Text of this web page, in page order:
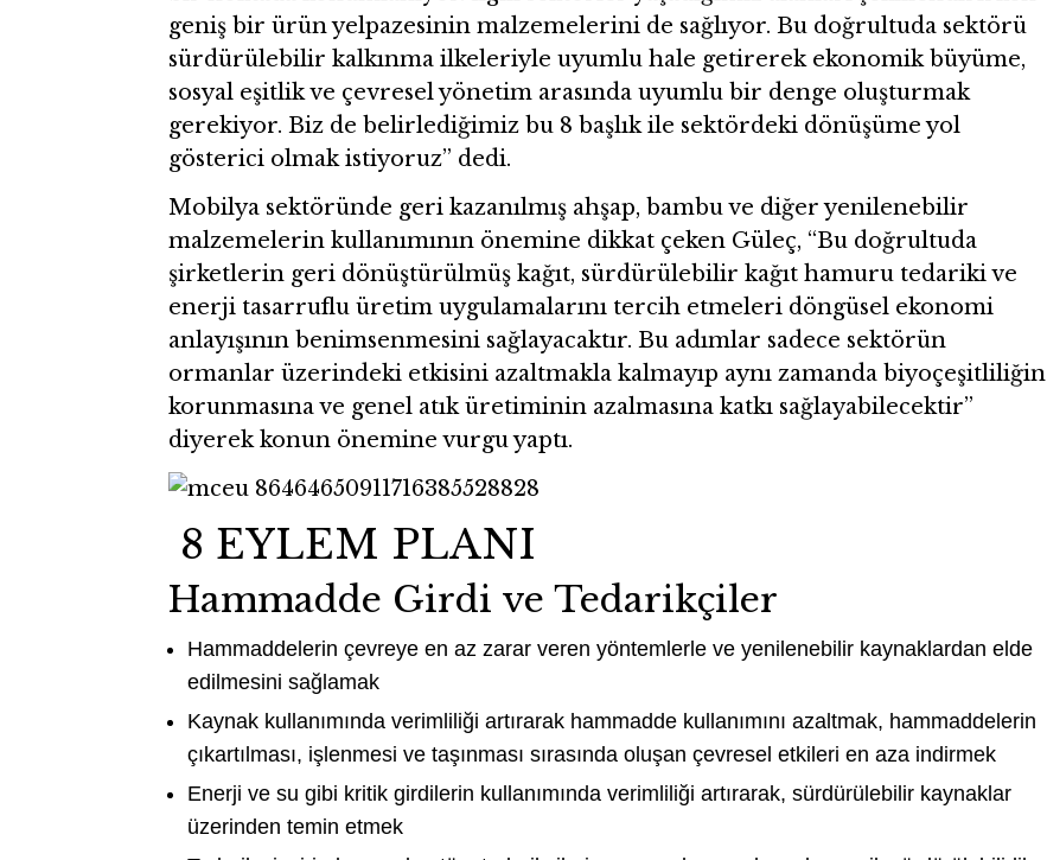
geniş bir ürün yelpazesinin malzemelerini de sağlıyor. Bu doğrultuda sektörü
sürdürülebilir kalkınma ilkeleriyle uyumlu hale getirerek ekonomik büyüme,
sosyal eşitlik ve çevresel yönetim arasında uyumlu bir denge oluşturmak
gerekiyor. Biz de belirlediğimiz bu 8 başlık ile sektördeki dönüşüme yol
gösterici olmak istiyoruz” dedi.
Mobilya sektöründe geri kazanılmış ahşap, bambu ve diğer yenilenebilir
malzemelerin kullanımının önemine dikkat çeken Güleç, “Bu doğrultuda
şirketlerin geri dönüştürülmüş kağıt, sürdürülebilir kağıt hamuru tedariki ve
enerji tasarruflu üretim uygulamalarını tercih etmeleri döngüsel ekonomi
anlayışının benimsenmesini sağlayacaktır. Bu adımlar sadece sektörün
ormanlar üzerindeki etkisini azaltmakla kalmayıp aynı zamanda biyoçeşitliliğin
korunmasına ve genel atık üretiminin azalmasına katkı sağlayabilecektir”
diyerek konun önemine vurgu yaptı.
8 EYLEM PLANI
Hammadde Girdi ve Tedarikçiler
Hammaddelerin çevreye en az zarar veren yöntemlerle ve yenilenebilir kaynaklardan elde
edilmesini sağlamak
Kaynak kullanımında verimliliği artırarak hammadde kullanımını azaltmak, hammaddelerin
çıkartılması, işlenmesi ve taşınması sırasında oluşan çevresel etkileri en aza indirmek
Enerji ve su gibi kritik girdilerin kullanımında verimliliği artırarak, sürdürülebilir kaynaklar
üzerinden temin etmek